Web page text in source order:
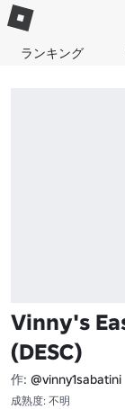
ランキング
Vinny's
(DESC)
作: @vinny1sabatini
成熟度: 不明